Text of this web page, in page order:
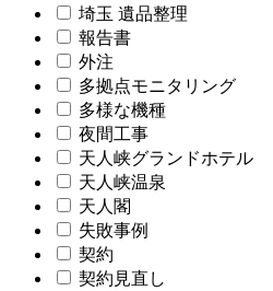
埼玉 遺品整理
報告書
外注
多拠点モニタリング
多様な機種
夜間工事
天人峡グランドホテル
天人峡温泉
天人閣
失敗事例
契約
契約見直し